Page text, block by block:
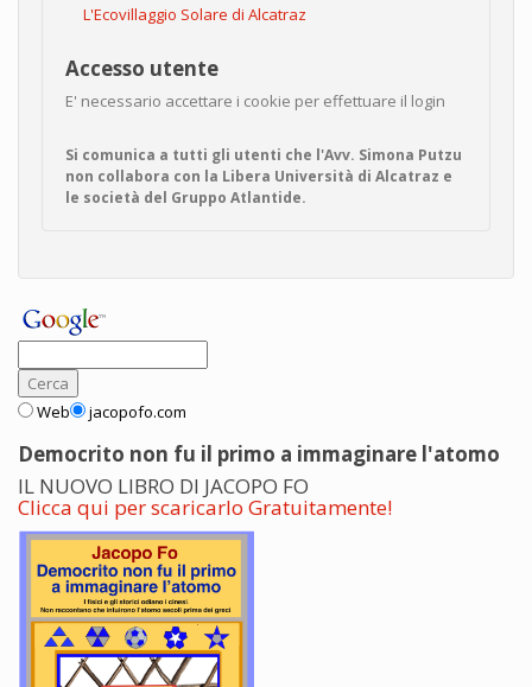
L'Ecovillaggio Solare di Alcatraz
Accesso utente
E' necessario accettare i cookie per effettuare il login
Si comunica a tutti gli utenti che l'Avv. Simona Putzu
non collabora con la Libera Università di Alcatraz e
le società del Gruppo Atlantide.
Web jacopofo.com
Democrito non fu il primo a immaginare l'atomo
IL NUOVO LIBRO DI JACOPO FO
Clicca qui per scaricarlo Gratuitamente!